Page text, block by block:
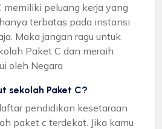
memiliki peluang kerja yang
terbatas pada instansi
Maka jangan ragu untuk
Paket C dan meraih
oleh Negara
sekolah Paket C?
pendidikan kesetaraan
paket c terdekat. Jika kamu